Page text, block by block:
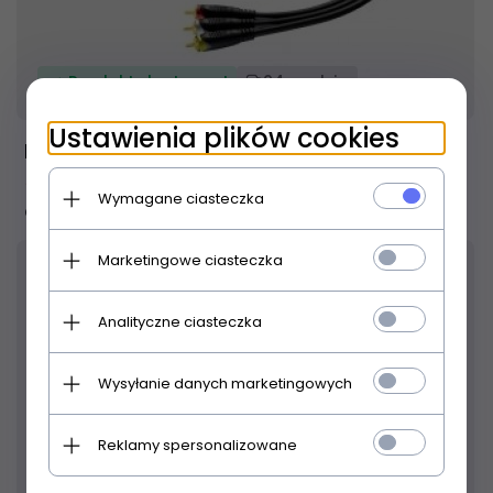
Produkt dostępny! 24 godzin
ProCab CAV110/1,5
51,
Oszczędzasz 19.21 PLN
Ustawienia plików cookies
Wymagane ciasteczka
Marketingowe ciasteczka
Analityczne ciasteczka
Wysyłanie danych marketingowych
Reklamy spersonalizowane